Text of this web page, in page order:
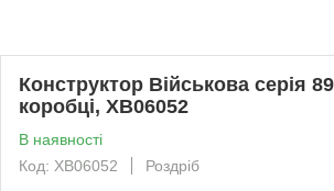
Конструктор Військова серія
коробці, XB06052
В наявності
Код: XB06052
Роздріб